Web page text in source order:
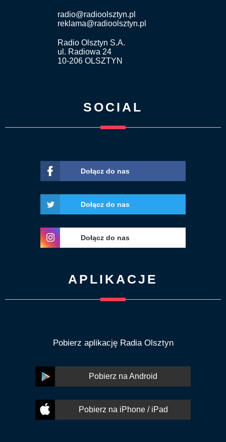
radio@radioolsztyn.pl
reklama@radioolsztyn.pl
Radio Olsztyn S.A.
ul. Radiowa 24
10-206 OLSZTYN
SOCIAL
Dołącz do nas
Dołącz do nas
Dołącz do nas
APLIKACJE
Pobierz aplikację Radia Olsztyn
Pobierz na Android
Pobierz na iPhone / iPad